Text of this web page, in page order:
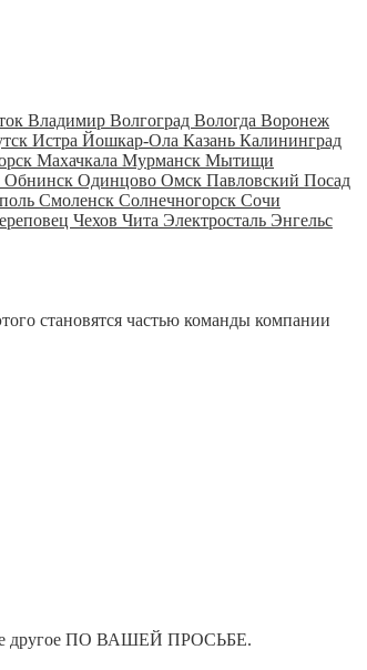
Владимир Волгоград Вологда Воронеж
Истра Йошкар-Ола Казань Калининград
Махачкала Мурманск Мытищи
Обнинск Одинцово Омск Павловский Посад
Смоленск Солнечногорск Сочи
Чехов Чита Электросталь Энгельс
становятся частью команды компании
другое ПО ВАШЕЙ ПРОСЬБЕ.